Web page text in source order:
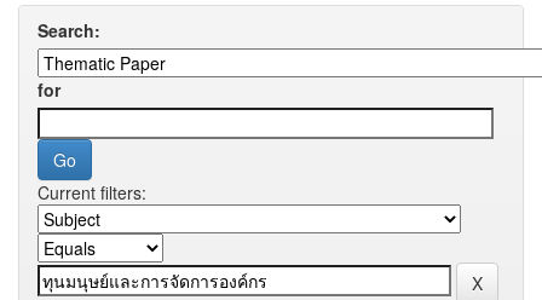
Search:
for
Current filters: